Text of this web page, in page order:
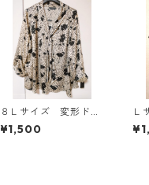
８Ｌサイズ 変形ドッ
ト 花柄 ボウタイブ
ラウス オフホワイ
¥1,500
Ｌ
ト
オ